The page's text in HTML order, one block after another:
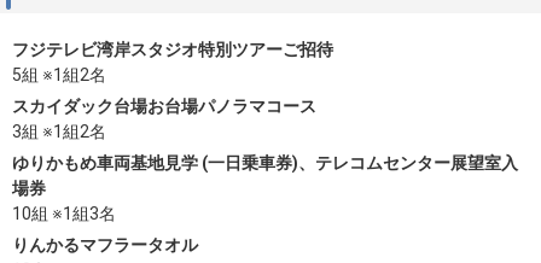
フジテレビ湾岸スタジオ特別ツアーご招待
5組 ※1組2名
スカイダック台場お台場パノラマコース
3組 ※1組2名
ゆりかもめ車両基地見学 (一日乗車券)、テレコムセンター展望室入
場券
10組 ※1組3名
りんかるマフラータオル